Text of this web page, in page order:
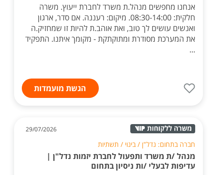
אנחנו מחפשים מנהל.ת משרד לחברת ייעוץ. משרה
חלקית: 08:30-14:00. מיקום: רעננה. אם סדר, ארגון
ואנשים עושים לך טוב, ואת אוהב.ת להיות זו שמחזיק.ה
את המערכת מסודרת ומתוקתקת - מקומך איתנו. התפקיד
...
הגשת מועמדות
29/07/2026
חברה בתחום: נדל"ן / בינוי / תשתיות
מנהל /ת משרד ותפעול לחברת יזמות נדל"ן |
עדיפות לבעלי /ות ניסיון בתחום